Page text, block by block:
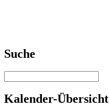
Suche
Kalender-Übersicht